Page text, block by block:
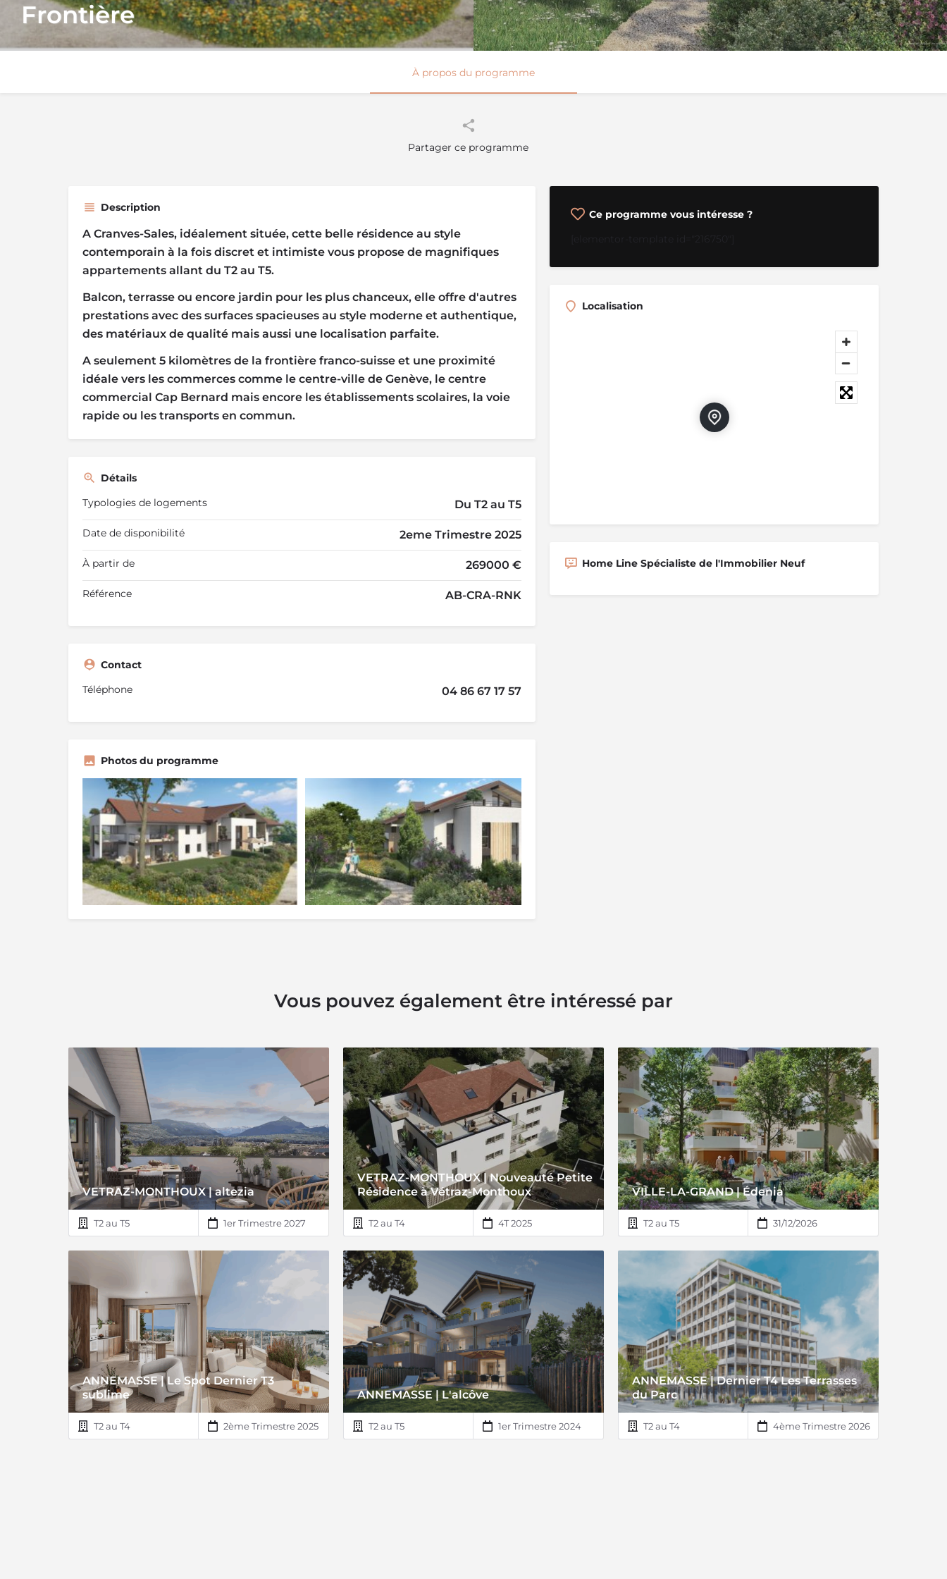
Frontière
À propos du programme
Partager ce programme
Description
A Cranves-Sales, idéalement située, cette belle résidence au style
contemporain à la fois discret et intimiste vous propose de magnifiques
appartements allant du T2 au T5.
Balcon, terrasse ou encore jardin pour les plus chanceux, elle offre d'autres
prestations avec des surfaces spacieuses au style moderne et authentique,
des matériaux de qualité mais aussi une localisation parfaite.
A seulement 5 kilomètres de la frontière franco-suisse et une proximité
idéale vers les commerces comme le centre-ville de Genève, le centre
commercial Cap Bernard mais encore les établissements scolaires, la voie
rapide ou les transports en commun.
Détails
Typologies de logements
Du T2 au T5
Date de disponibilité 2eme Trimestre 2025
À partir de 269000 €
Référence AB-CRA-RNK
Contact
Téléphone
04 86 67 17 57
Photos du programme
Ce programme vous intéresse ?
Localisation
Home Line Spécialiste de l'Immobilier Neuf
Vous pouvez également être intéressé par
VETRAZ-MONTHOUX | altezia
T2 au T5 1er Trimestre 2027
VETRAZ-MONTHOUX | Nouveauté Petite
Résidence à Vétraz-Monthoux
T2 au T4 4T 2025
VILLE-LA-GRAND | Édenia
T2 au T5 31/12/2026
ANNEMASSE | Le Spot Dernier T3
sublime
T2 au T4 2ème Trimestre 2025
ANNEMASSE | L'alcôve
T2 au T5 1er Trimestre 2024
ANNEMASSE | Dernier T4 Les Terrasses
du Parc
T2 au T4 4ème Trimestre 2026